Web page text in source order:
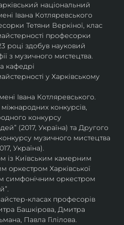
національний
Івана Котляревського
Тетяни Веркіної, клас
професорки
році здобув науковий
з музичного мистецтва.
кафедрі
у Харківському
Івана Котляревського.
конкурсів,
конкурсу
(2017, Україна) та Другого
музичного мистецтва
Україна).
із Київським камерним
оркестром Харківської
симфонічним оркестром
класах професорів
Башкірова, Дмитра
Павла Гілілова.